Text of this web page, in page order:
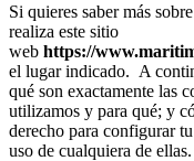
Si quieres saber más
realiza este sitio
web https://
el lugar indicado. A
qué son exactamente las
utilizamos y para qué; y
derecho para configurar
uso de cualquiera de ellas.